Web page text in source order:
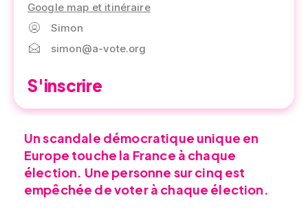
Google map et itinéraire
Simon
simon@a-vote.org
S'inscrire
Un scandale démocratique unique en
Europe touche la France à chaque
élection. Une personne sur cinq est
empêchée de voter à chaque élection.